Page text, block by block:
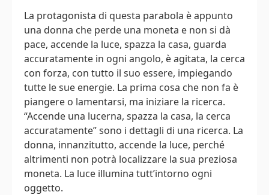
La protagonista di questa parabola è appunto
una donna che perde una moneta e non si dà
pace, accende la luce, spazza la casa, guarda
accuratamente in ogni angolo, è agitata, la cerca
con forza, con tutto il suo essere, impiegando
tutte le sue energie. La prima cosa che non fa è
piangere o lamentarsi, ma iniziare la ricerca.
“Accende una lucerna, spazza la casa, la cerca
accuratamente” sono i dettagli di una ricerca. La
donna, innanzitutto, accende la luce, perché
altrimenti non potrà localizzare la sua preziosa
moneta. La luce illumina tutt’intorno ogni
oggetto.